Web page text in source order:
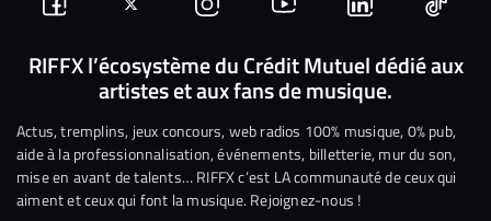
Suivez-
nous
Facebook
Suivez-
nous
sur
Twitter
Nous
rejoindre
sur
Instagram
Nous
rejoindre
sur
YouTube
Nous
rejoindre
sur
Linkedin
Nous
RIFFX l’écosystème du Crédit Mutuel dédié aux
artistes et aux fans de musique.
Actus, tremplins, jeux concours, web radios 100% musique, 0% pub,
aide à la professionnalisation, événements, billetterie, mur du son,
mise en avant de talents… RIFFX c’est LA communauté de ceux qui
aiment et ceux qui font la musique. Rejoignez-nous !